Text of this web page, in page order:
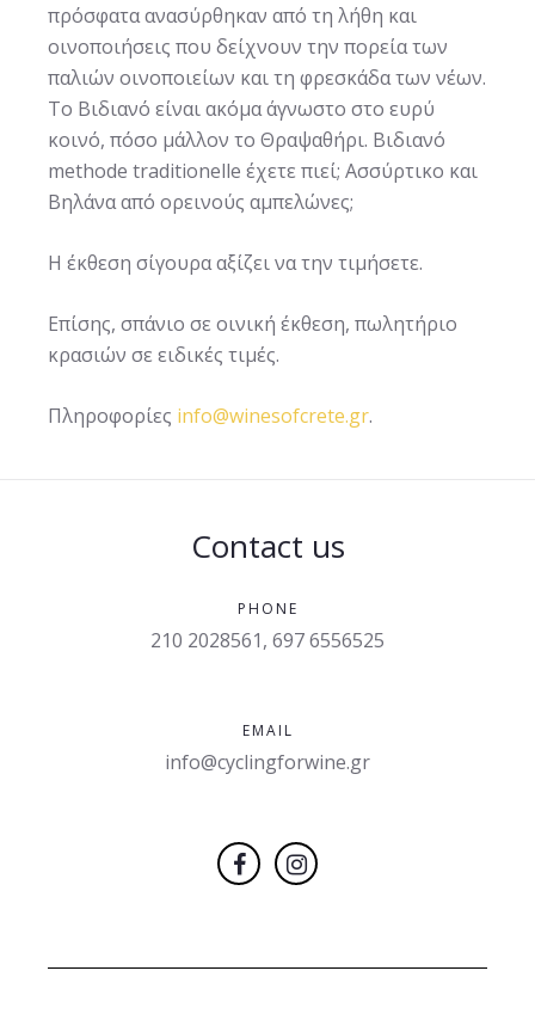
πρόσφατα ανασύρθηκαν από τη λήθη και
οινοποιήσεις που δείχνουν την πορεία των
παλιών οινοποιείων και τη φρεσκάδα των νέων.
Το Βιδιανό είναι ακόμα άγνωστο στο ευρύ
κοινό, πόσο μάλλον το Θραψαθήρι. Βιδιανό
methode traditionelle έχετε πιεί; Ασσύρτικο και
Βηλάνα από ορεινούς αμπελώνες;
Η έκθεση σίγουρα αξίζει να την τιμήσετε.
Επίσης, σπάνιο σε οινική έκθεση, πωλητήριο
κρασιών σε ειδικές τιμές.
Πληροφορίες info@winesofcrete.gr.
Contact us
PHONE
210 2028561, 697 6556525
EMAIL
info@cyclingforwine.gr